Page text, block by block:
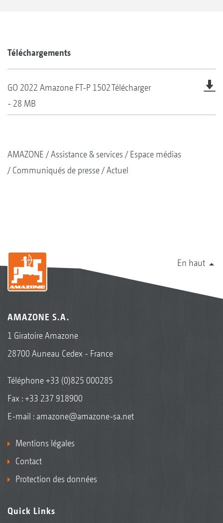
Téléchargements
GO 2022 Amazone FT-P 1502
- 28 MB
Télécharger
AMAZONE Assistance & services
Espace médias
Communiqués de presse
Actuel
En haut
AMAZONE S.A.
1 Giratoire Amazone
28700 Auneau Cedex - France
Téléphone+33 (0)825 000285
Fax : +33 237 918900
E-mail : amazone@amazone-sa.net
Mentions légales
Contact
Protection des données
Quick Links